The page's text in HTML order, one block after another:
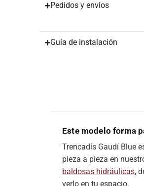
Pedidos y envios
Guía de instalación
Este modelo forma
Trencadís Gaudí Blue
pieza a pieza en
baldosas hidráulicas,
verlo en tu espacio.